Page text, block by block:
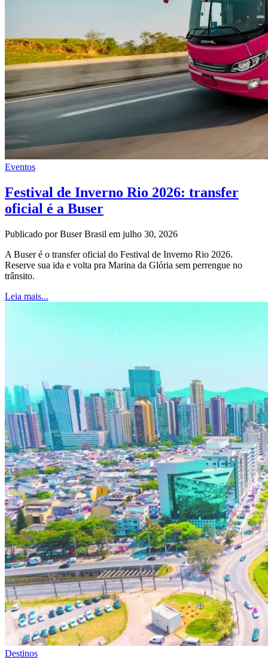
Eventos
Festival de Inverno Rio 2026: transfer
oficial é a Buser
Publicado por Buser Brasil em julho 30, 2026
A Buser é o transfer oficial do Festival de Inverno Rio 2026.
Reserve sua ida e volta pra Marina da Glória sem perrengue no
trânsito.
Leia mais...
Destinos